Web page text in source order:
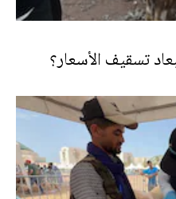
تسقيف الأسعار؟